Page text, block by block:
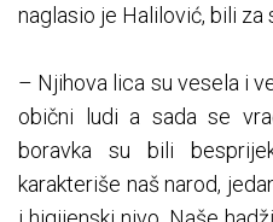
naglasio je Halilović, bili za
– Njihova lica su vesela i
obični ludi a sada se
boravka su bili
karakteriše naš narod,